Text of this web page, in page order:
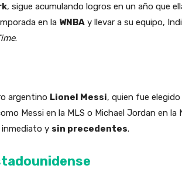
, sigue acumulando logros en un año que
en la WNBA y llevar a su equipo,
.
argentino Lionel Messi, quien fue
Messi en la MLS o Michael Jordan en
inmediato y sin precedentes.